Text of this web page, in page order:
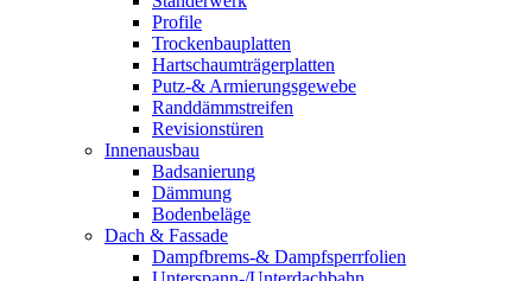
Profile
Trockenbauplatten
Hartschaumträgerplatten
Putz-& Armierungsgewebe
Randdämmstreifen
Revisionstüren
Innenausbau
Badsanierung
Dämmung
Bodenbeläge
Dach & Fassade
Dampfbrems-& Dampfsperrfolien